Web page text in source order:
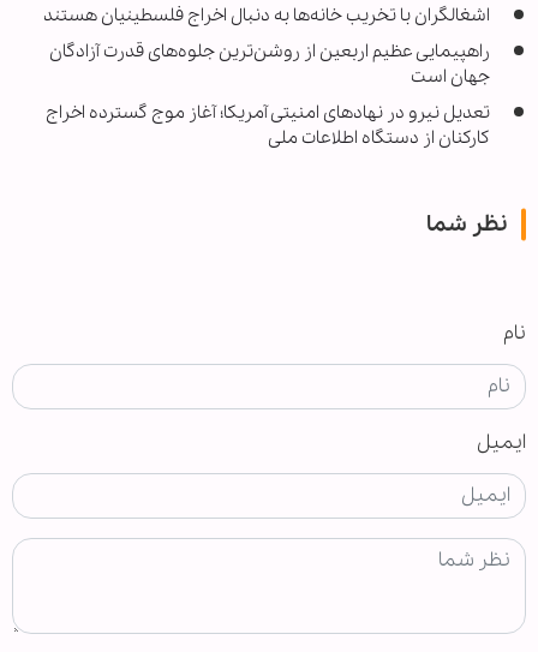
اشغالگران با تخریب خانه‌ها به دنبال اخراج فلسطینیان هستند
راهپیمایی عظیم اربعین از روشن‌ترین جلوه‌های قدرت آزادگان
جهان است
تعدیل نیرو در نهادهای امنیتی آمریکا؛ آغاز موج گسترده اخراج
کارکنان از دستگاه اطلاعات ملی
نظر شما
نام
ایمیل